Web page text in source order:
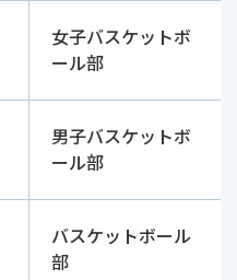
女子バスケットボ
ール部
男子バスケットボ
ール部
バスケットボール
部